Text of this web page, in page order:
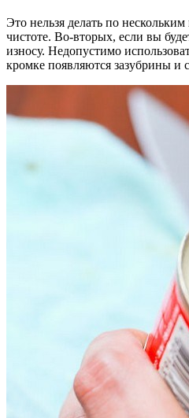
Это нельзя делать по
чистоте. Во-вторых, если вы
износу. Недопустимо
кромке появляются зазубрины и